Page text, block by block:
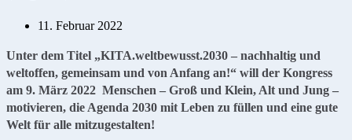
11. Februar 2022
Unter dem Titel „KITA.weltbewusst.2030 – nachhaltig und
weltoffen, gemeinsam und von Anfang an!“ will der Kongress
am 9. März 2022 Menschen – Groß und Klein, Alt und Jung –
motivieren, die Agenda 2030 mit Leben zu füllen und eine gute
Welt für alle mitzugestalten!